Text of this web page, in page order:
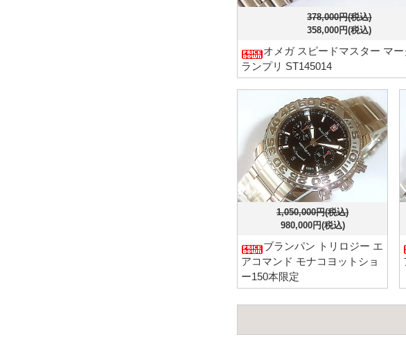
378,000円(税込)
358,000円(税込)
オメガ スピードマスター マ
ランプリ ST145014
1,050,000円(税込)
980,000円(税込)
ブランパン トリロジー エ
アコマンド モナコヨットショ
ー150本限定